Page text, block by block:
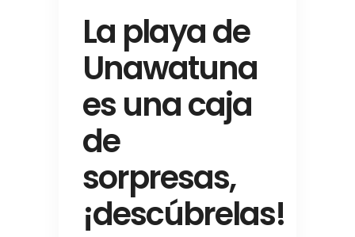
La playa de
Unawatuna
es una caja
de
sorpresas,
¡descúbrelas!